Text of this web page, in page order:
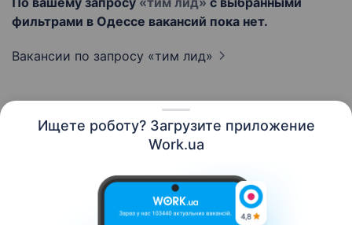
Ищете роботу? Загрузите приложение
Work.ua
фильтрами в Одессе вакансий пока нет.
Вакансии по запросу «тим лид»